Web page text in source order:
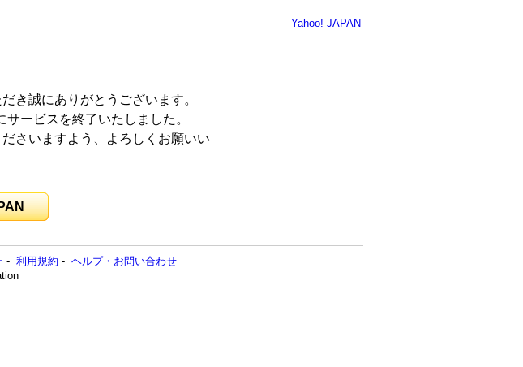
Yahoo! JAPAN
き誠にありがとうございます。
ービスを終了いたしました。
さいますよう、よろしくお願いい
- 利用規約 - ヘルプ・お問い合わせ